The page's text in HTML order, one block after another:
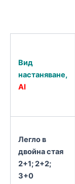
Вид
настаняване,
AI
Легло в
двойна стая
2+1; 2+2;
3+0